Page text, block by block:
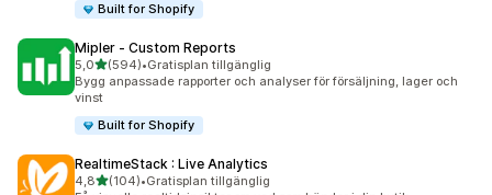
Built for Shopify
Mipler ‑ Custom Reports
5,0av 5 stjärnor
(594)
594 recensioner totalt
•Gratisplan tillgänglig
Bygg anpassade rapporter och analyser för försäljning, lager och
vinst
Built for Shopify
RealtimeStack : Live Analytics
4,8av 5 stjärnor
(104)
104 recensioner totalt
•Gratisplan tillgänglig